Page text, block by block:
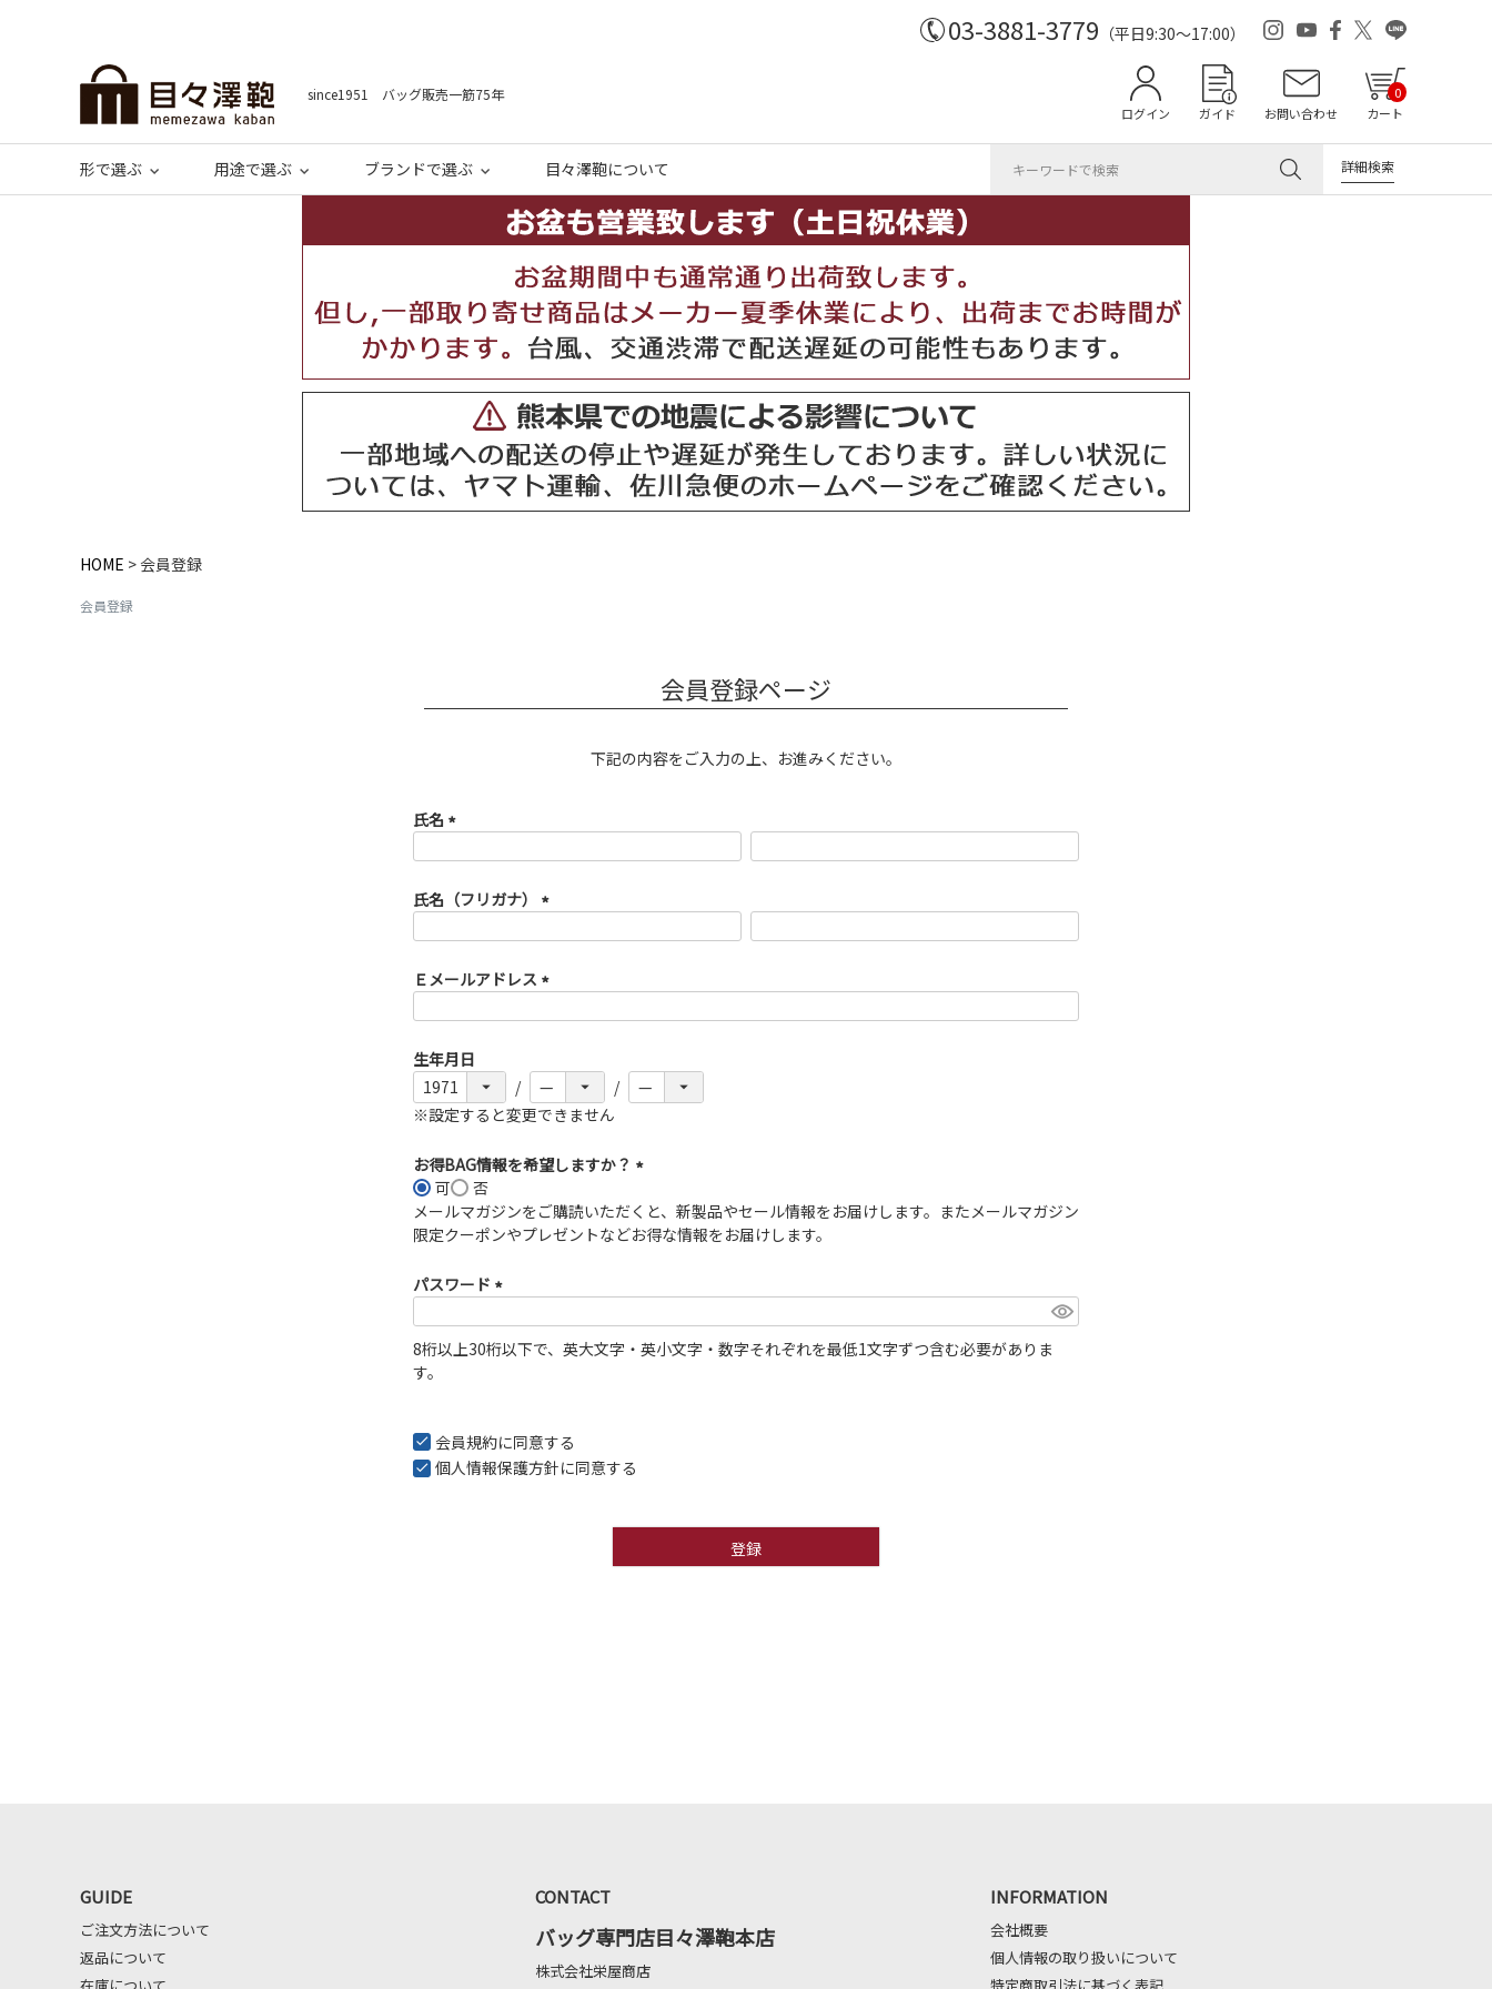
03-3881-3779 （平日9:30～17:00）
since1951 バッグ販売一筋75年
ログイン ガイド お問い合わせ カート
0
形で選ぶ 用途で選ぶ ブランドで選ぶ 目々澤鞄について 詳細検索
HOME 会員登録
会員登録
会員登録ページ
下記の内容をご入力の上、お進みください。
氏名
氏名（フリガナ）
Ｅメールアドレス
生年月日
※設定すると変更できません
お得BAG情報を希望しますか？
須)
可
否
メールマガジンをご購読いただくと、新製品やセール情報をお届けします。またメールマガジン
限定クーポンやプレゼントなどお得な情報をお届けします。
パスワード
須)
8桁以上30桁以下で、英大文字・英小文字・数字それぞれを最低1文字ずつ含む必要がありま
す。
会員規約に同意する
個人情報保護方針に同意する
登録
GUIDE
ご注文方法について
返品について
CONTACT
バッグ専門店目々澤鞄本店
株式会社栄屋商店
INFORMATION
会社概要
個人情報の取り扱いについて